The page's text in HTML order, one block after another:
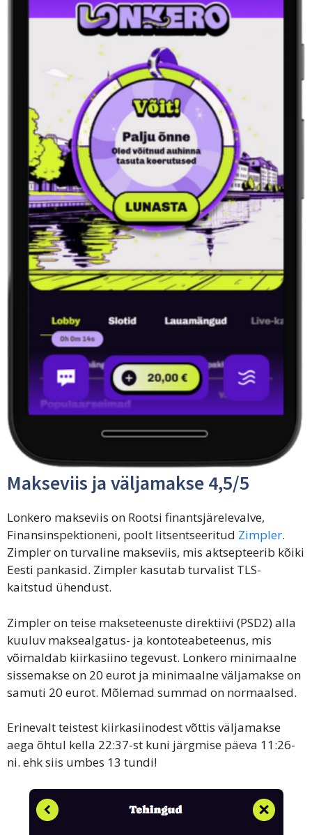
Makseviis ja väljamakse 4,5/5
Lonkero makseviis on Rootsi finantsjärelevalve,
Finansinspektioneni, poolt litsentseeritud Zimpler.
Zimpler on turvaline makseviis, mis aktsepteerib kõiki
Eesti pankasid. Zimpler kasutab turvalist TLS-
kaitstud ühendust.
Zimpler on teise makseteenuste direktiivi (PSD2) alla
kuuluv maksealgatus- ja kontoteabeteenus, mis
võimaldab kiirkasiino tegevust. Lonkero minimaalne
sissemakse on 20 eurot ja minimaalne väljamakse on
samuti 20 eurot. Mõlemad summad on normaalsed.
Erinevalt teistest kiirkasiinodest võttis väljamakse
aega õhtul kella 22:37-st kuni järgmise päeva 11:26-
ni. ehk siis umbes 13 tundi!